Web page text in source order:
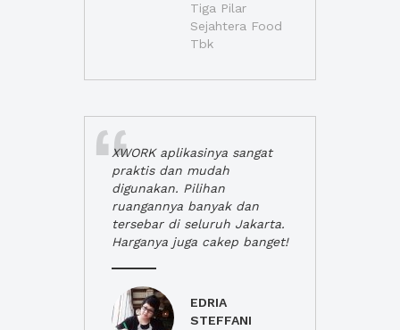
Tiga Pilar
Sejahtera Food
Tbk
XWORK aplikasinya sangat
praktis dan mudah
digunakan. Pilihan
ruangannya banyak dan
tersebar di seluruh Jakarta.
Harganya juga cakep banget!
EDRIA
STEFFANI